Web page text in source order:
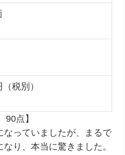
税別）
90点】
なっていましたが、まるで
り、本当に驚きました。